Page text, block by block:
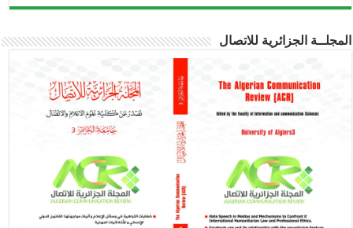
المجلــة الجزائرية للاتصال